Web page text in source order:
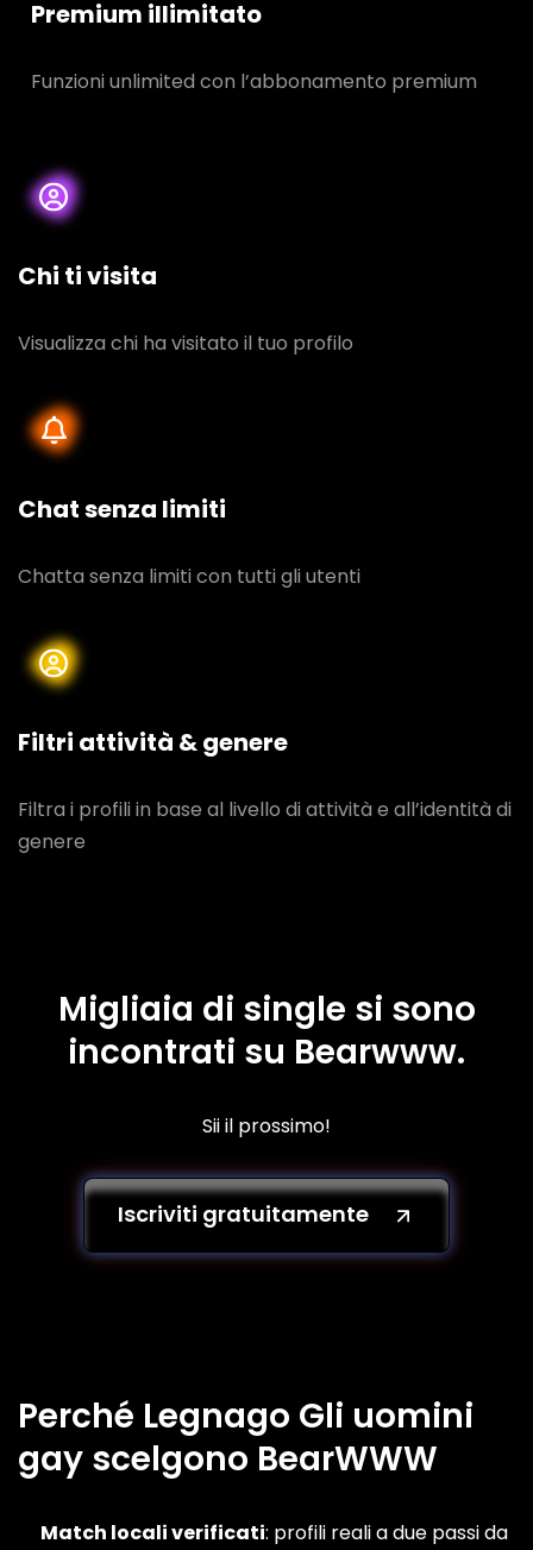
Premium illimitato
Funzioni unlimited con l’abbonamento premium
Chi ti visita
Visualizza chi ha visitato il tuo profilo
Chat senza limiti
Chatta senza limiti con tutti gli utenti
Filtri attività & genere
Filtra i profili in base al livello di attività e all’identità di
genere
Migliaia di single si sono
incontrati su Bearwww.
Sii il prossimo!
Iscriviti gratuitamente
Perché Legnago Gli uomini
gay scelgono BearWWW
Match locali verificati: profili reali a due passi da